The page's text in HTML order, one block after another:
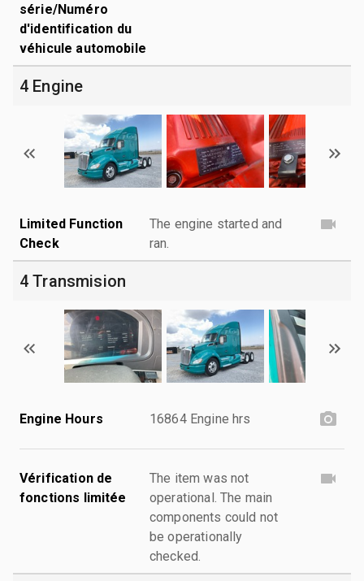
série/Numéro
d'identification du
véhicule automobile
4 Engine
Limited Function
Check
The engine started and
ran.
4 Transmision
Engine Hours 16864 Engine hrs
Vérification de
fonctions limitée
The item was not
operational. The main
components could not
be operationally
checked.